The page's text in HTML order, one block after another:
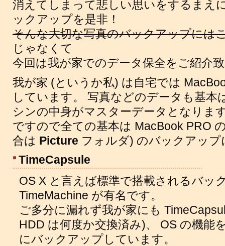
消えてしまって悲しい思いをするまえ
ックアップを是非！
そんな大切な写真のバックアップには
じゃなくて
今回は我が家でのデータ保全をご紹介
我が家 (というか私) は自宅では
しています。 写真などのデータも基本
シンの中身がマスターデータとなりま
ですので全ての基本は MacBook PRO
合は Picture フォルダ) のバックアッ
TimeCapsule
OS X と言えば標準で搭載されるバッ
TimeMachine が有名です。
ご多分に漏れず我が家にも
HDD は何度か交換済み)、 OS の機能
にバックアップしています。